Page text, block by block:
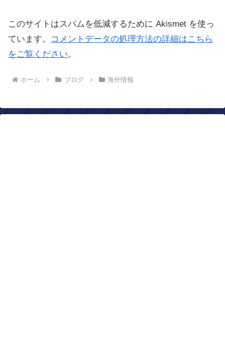
このサイトはスパムを低減するために Akismet を使っ
ています。
コメントデータの処理方法の詳細はこちら
をご覧ください。
ホーム ブログ 海外情報